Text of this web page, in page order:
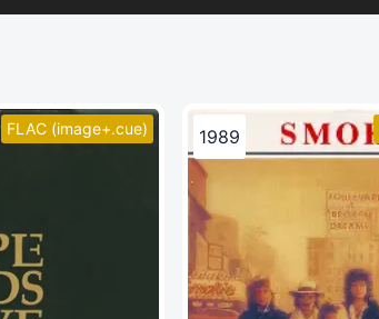
FLAC (image+.cue) 1989